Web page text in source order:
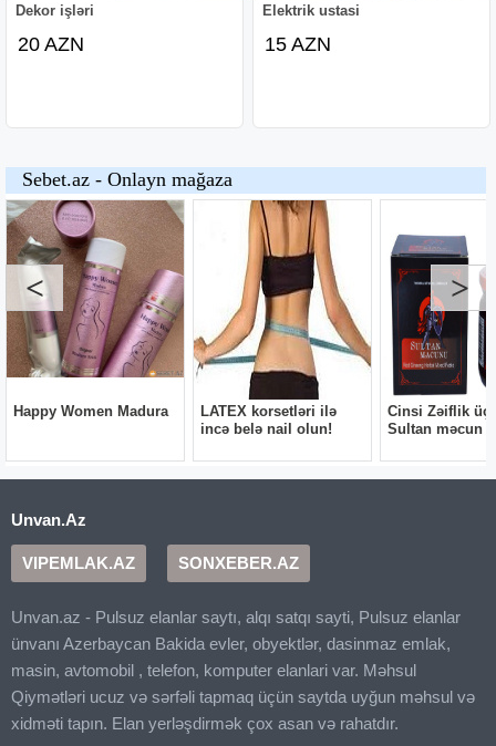
Dekor işləri
20 AZN
Elektrik ustasi
15 AZN
Unvan.Az
VIPEMLAK.AZ SONXEBER.AZ
Unvan.az - Pulsuz elanlar saytı, alqı satqı sayti, Pulsuz elanlar
ünvanı Azerbaycan Bakida evler, obyektlər, dasinmaz emlak,
masin, avtomobil , telefon, komputer elanlari var. Məhsul
Qiymətləri ucuz və sərfəli tapmaq üçün saytda uyğun məhsul və
xidməti tapın. Elan yerləşdirmək çox asan və rahatdır.